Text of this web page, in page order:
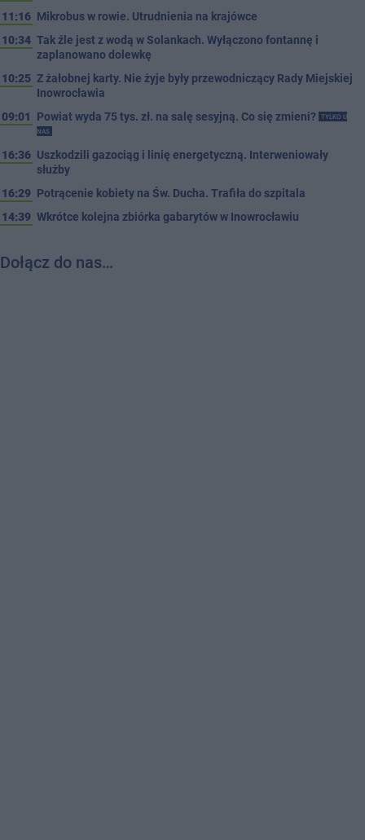
11:16 Mikrobus w rowie. Utrudnienia na krajówce
10:34 Tak źle jest z wodą w Solankach. Wyłączono fontannę i
zaplanowano dolewkę
10:25 Z żałobnej karty. Nie żyje były przewodniczący Rady Miejskiej
Inowrocławia
09:01
Powiat wyda 75 tys. zł. na salę sesyjną. Co się zmieni?
TYLKO U
NAS
16:36 Uszkodzili gazociąg i linię energetyczną. Interweniowały
służby
16:29 Potrącenie kobiety na Św. Ducha. Trafiła do szpitala
14:39 Wkrótce kolejna zbiórka gabarytów w Inowrocławiu
Dołącz do nas…